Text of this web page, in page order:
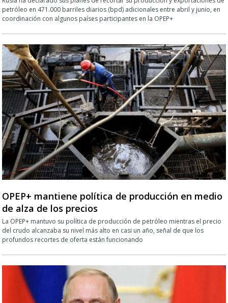
petróleo en 471.000 barriles diarios (bpd) adicionales entre abril y junio, en
coordinación con algunos países participantes en la OPEP+
OPEP+ mantiene política de producción en medio
de alza de los precios
La OPEP+ mantuvo su política de producción de petróleo mientras el precio
del crudo alcanzaba su nivel más alto en casi un año, señal de que los
profundos recortes de oferta están funcionando